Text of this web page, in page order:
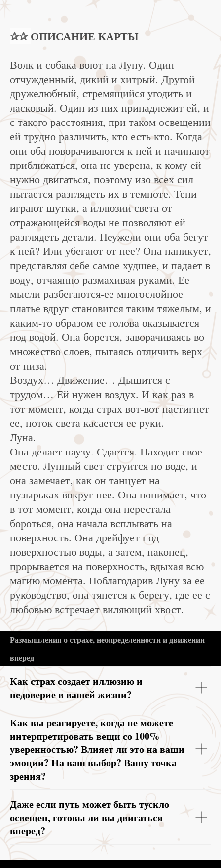
✰✰ОПИСАНИЕ КАРТЫ
Волк и собака воют на Луну. Один
отчужденный, дикий и хитрый. Другой
дружелюбный, стремящийся угодить и
ласковый. Один из них принадлежит ей, и
с такого расстояния, при таком освещении
ей трудно различить, кто есть кто. Когда
они оба поворачиваются к ней и начинают
приближаться, она не уверена, к кому ей
нужно двигаться, поэтому изо всех сил
пытается разглядеть их в темноте. Тени
играют шутки, а иллюзии света от
отражающейся воды не позволяют ей
разглядеть детали. Неужели они оба бегут
к ней? Или убегают от нее? Она паникует,
представляя себе самое худшее, и падает в
воду, отчаянно размахивая руками. Ее
мысли разбегаются-ее многослойное
платье вдруг становится таким тяжелым, и
каким-то образом ее голова оказывается
под водой. Она борется, заворачиваясь во
множество слоев, пытаясь отличить верх
от низа.
Воздух… Движение… Дышится с
трудом… Ей нужен воздух. И как раз в
тот момент, когда страх вот-вот настигнет
ее, поток света касается ее руки.
Луна.
Она делает паузу. Сдается. Находит свое
место. Лунный свет струится по воде, и
она замечает, как он танцует на
пузырьках вокруг нее. Она понимает, что
в тот момент, когда она перестала
бороться, она начала всплывать на
поверхность. Она дрейфует под
поверхностью воды, а затем, наконец,
прорывается на поверхность, вдыхая всю
магию момента. Поблагодарив Луну за ее
руководство, она тянется к берегу, где ее с
любовью встречает виляющий хвост.
Размышления о страхе, неопределенности и движении
вперед
Как страх создает иллюзию и
недоверие в вашей жизни?
Как вы реагируете, когда не можете
интерпретировать вещи со 100%
уверенностью? Влияет ли это на ваши
эмоции? На ваш выбор? Вашу точка
зрения?
Даже если путь может быть тускло
освещен, готовы ли вы двигаться
вперед?